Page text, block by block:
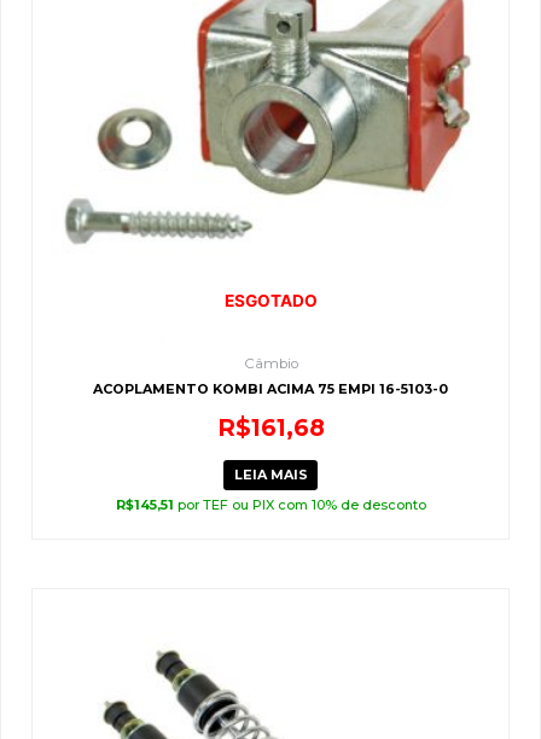
ESGOTADO
Câmbio
ACOPLAMENTO KOMBI ACIMA 75 EMPI 16-5103-0
R$161,68
LEIA MAIS
R$145,51 por TEF ou PIX com 10% de desconto